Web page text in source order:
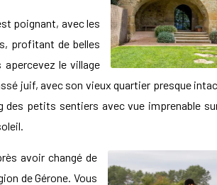
poignant, avec les
profitant de belles
le village
juif, avec son vieux quartier presque
petits sentiers avec vue imprenable
avoir changé de
de Gérone. Vous